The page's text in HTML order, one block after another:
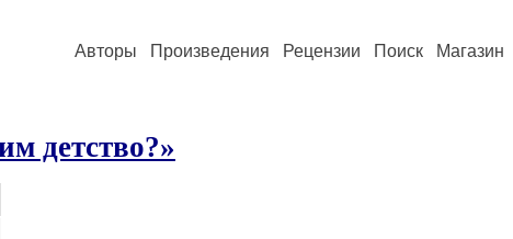
Авторы Произведения Рецензии Поиск Магазин
детство?»